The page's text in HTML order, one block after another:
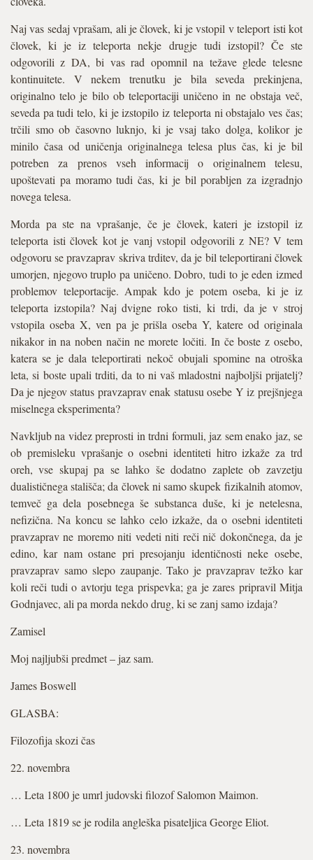
Naj vas sedaj vprašam, ali je človek, ki je vstopil v teleport isti kot
človek, ki je iz teleporta nekje drugje tudi izstopil? Če ste
odgovorili z DA, bi vas rad opomnil na težave glede telesne
kontinuitete. V nekem trenutku je bila seveda prekinjena,
originalno telo je bilo ob teleportaciji uničeno in ne obstaja več,
seveda pa tudi telo, ki je izstopilo iz teleporta ni obstajalo ves čas;
trčili smo ob časovno luknjo, ki je vsaj tako dolga, kolikor je
minilo časa od uničenja originalnega telesa plus čas, ki je bil
potreben za prenos vseh informacij o originalnem telesu,
upoštevati pa moramo tudi čas, ki je bil porabljen za izgradnjo
novega telesa.
Morda pa ste na vprašanje, če je človek, kateri je izstopil iz
teleporta isti človek kot je vanj vstopil odgovorili z NE? V tem
odgovoru se pravzaprav skriva trditev, da je bil teleportirani človek
umorjen, njegovo truplo pa uničeno. Dobro, tudi to je eden izmed
problemov teleportacije. Ampak kdo je potem oseba, ki je iz
teleporta izstopila? Naj dvigne roko tisti, ki trdi, da je v stroj
vstopila oseba X, ven pa je prišla oseba Y, katere od originala
nikakor in na noben način ne morete ločiti. In če boste z osebo,
katera se je dala teleportirati nekoč obujali spomine na otroška
leta, si boste upali trditi, da to ni vaš mladostni najboljši prijatelj?
Da je njegov status pravzaprav enak statusu osebe Y iz prejšnjega
miselnega eksperimenta?
Navkljub na videz preprosti in trdni formuli, jaz sem enako jaz, se
ob premisleku vprašanje o osebni identiteti hitro izkaže za trd
oreh, vse skupaj pa se lahko še dodatno zaplete ob zavzetju
dualističnega stališča; da človek ni samo skupek fizikalnih atomov,
temveč ga dela posebnega še substanca duše, ki je netelesna,
nefizična. Na koncu se lahko celo izkaže, da o osebni identiteti
pravzaprav ne moremo niti vedeti niti reči nič dokončnega, da je
edino, kar nam ostane pri presojanju identičnosti neke osebe,
pravzaprav samo slepo zaupanje. Tako je pravzaprav težko kar
koli reči tudi o avtorju tega prispevka; ga je zares pripravil Mitja
Godnjavec, ali pa morda nekdo drug, ki se zanj samo izdaja?
Zamisel
Moj najljubši predmet – jaz sam.
James Boswell
GLASBA:
Filozofija skozi čas
22. novembra
… Leta 1800 je umrl judovski filozof Salomon Maimon.
… Leta 1819 se je rodila angleška pisateljica George Eliot.
23. novembra